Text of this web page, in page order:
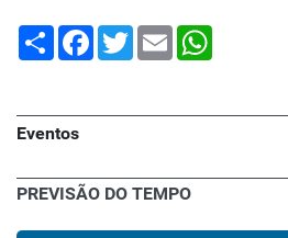
Share Facebook
TwitterEmail
Eventos
PREVISÃO DO TEMPO